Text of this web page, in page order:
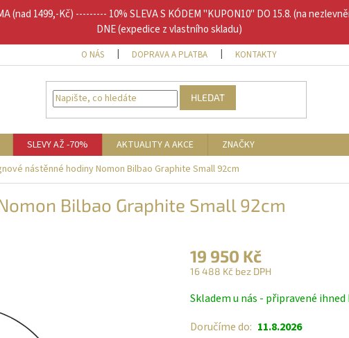
(nad 1499,-Kč) --------- 10% SLEVA S KÓDEM "KUPON10" DO 15.8. (na
DNE (expedice z vlastního skladu)
O NÁS DOPRAVA A PLATBA KONTAKTY
HLEDAT
SLEVY AŽ -70% AKTUALITY A AKCE
ZNAČKY
nástěnné hodiny Nomon Bilbao Graphite Small 92cm
Bilbao Graphite Small 92cm
19 950 Kč
16 488 Kč bez DPH
cena:
Skladem u nás - připravené
Doručíme do: 11.8.2026